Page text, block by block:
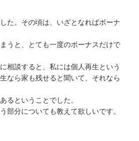
た。その頃は、いざとなればボーナ
うと、とても一度のボーナスだけで
相談すると、私には個人再生という
なら家も残せると聞いて、それなら
るということでした。
部分についても教えて欲しいです。